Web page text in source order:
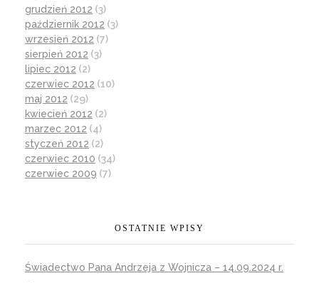
grudzień 2012 (3)
październik 2012 (3)
wrzesień 2012 (7)
sierpień 2012 (3)
lipiec 2012 (2)
czerwiec 2012 (10)
maj 2012 (29)
kwiecień 2012 (2)
marzec 2012 (4)
styczeń 2012 (2)
czerwiec 2010 (34)
czerwiec 2009 (7)
OSTATNIE WPISY
Świadectwo Pana Andrzeja z Wojnicza – 14.09.2024 r.